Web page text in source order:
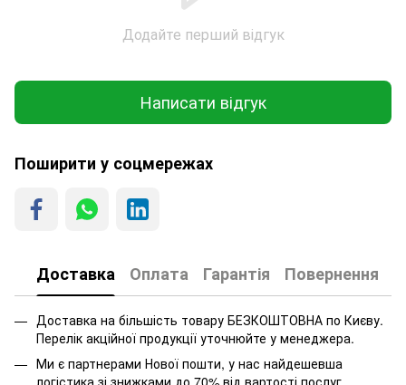
Додайте перший відгук
Написати відгук
Поширити у соцмережах
Доставка Оплата Гарантія Повернення
Доставка на більшість товару БЕЗКОШТОВНА по Києву.
Перелік акційної продукції уточнюйте у менеджера.
Ми є партнерами Нової пошти, у нас найдешевша
логістика зі знижками до 70% від вартості послуг